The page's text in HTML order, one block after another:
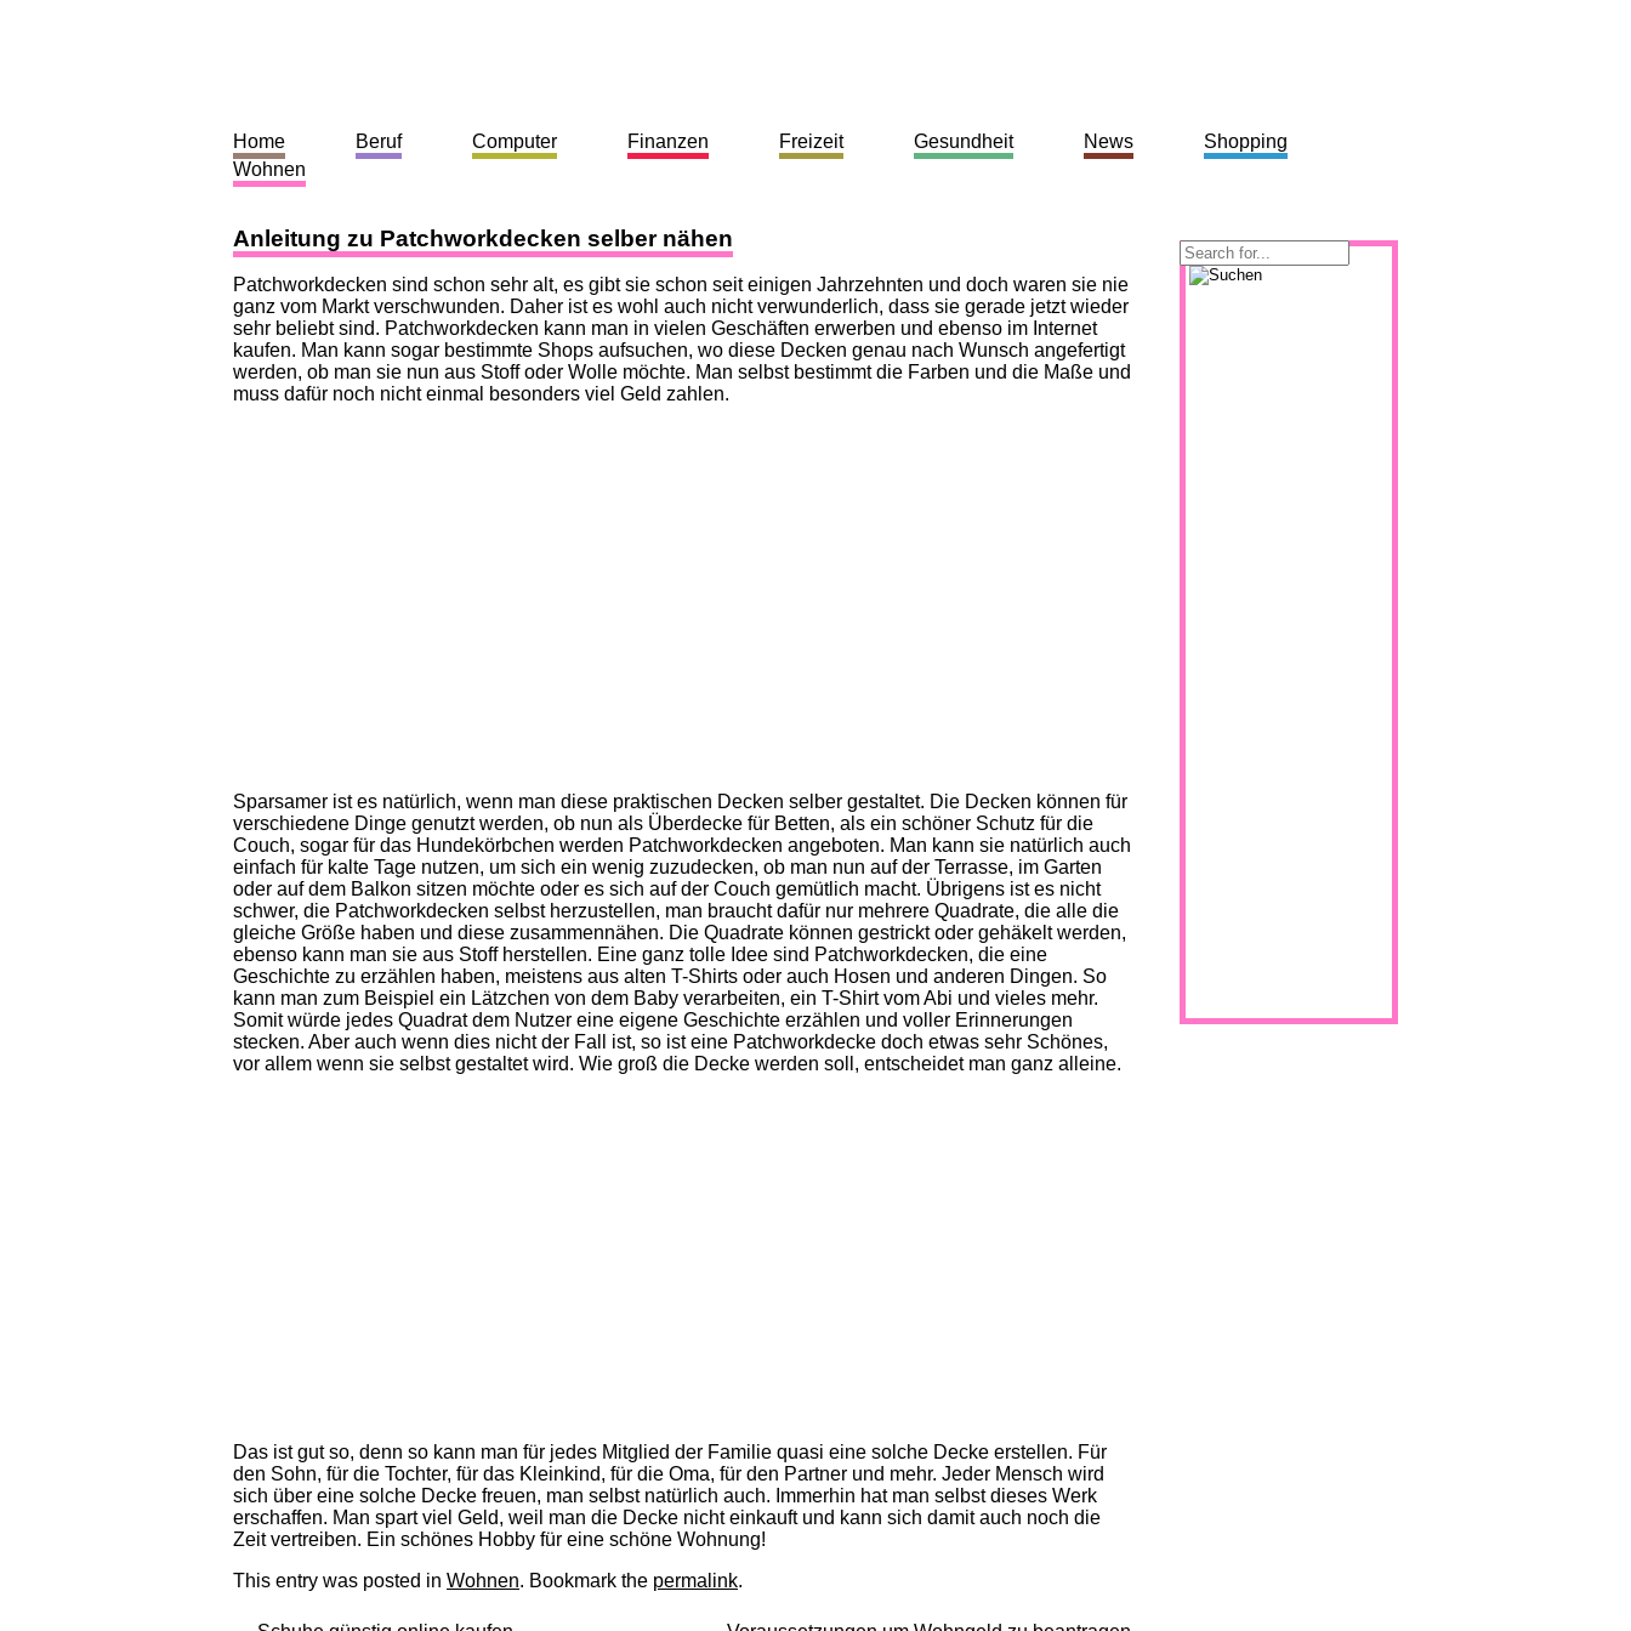
Anleitung zu Patchworkdecken selber nähen
Patchworkdecken sind schon sehr alt, es gibt sie schon seit einigen Jahrzehnten und doch waren sie nie
ganz vom Markt verschwunden. Daher ist es wohl auch nicht verwunderlich, dass sie gerade jetzt wieder
sehr beliebt sind. Patchworkdecken kann man in vielen Geschäften erwerben und ebenso im Internet
kaufen. Man kann sogar bestimmte Shops aufsuchen, wo diese Decken genau nach Wunsch angefertigt
werden, ob man sie nun aus Stoff oder Wolle möchte. Man selbst bestimmt die Farben und die Maße und
muss dafür noch nicht einmal besonders viel Geld zahlen.
Sparsamer ist es natürlich, wenn man diese praktischen Decken selber gestaltet. Die Decken können für
verschiedene Dinge genutzt werden, ob nun als Überdecke für Betten, als ein schöner Schutz für die
Couch, sogar für das Hundekörbchen werden Patchworkdecken angeboten. Man kann sie natürlich auch
einfach für kalte Tage nutzen, um sich ein wenig zuzudecken, ob man nun auf der Terrasse, im Garten
oder auf dem Balkon sitzen möchte oder es sich auf der Couch gemütlich macht. Übrigens ist es nicht
schwer, die Patchworkdecken selbst herzustellen, man braucht dafür nur mehrere Quadrate, die alle die
gleiche Größe haben und diese zusammennähen. Die Quadrate können gestrickt oder gehäkelt werden,
ebenso kann man sie aus Stoff herstellen. Eine ganz tolle Idee sind Patchworkdecken, die eine
Geschichte zu erzählen haben, meistens aus alten T-Shirts oder auch Hosen und anderen Dingen. So
kann man zum Beispiel ein Lätzchen von dem Baby verarbeiten, ein T-Shirt vom Abi und vieles mehr.
Somit würde jedes Quadrat dem Nutzer eine eigene Geschichte erzählen und voller Erinnerungen
stecken. Aber auch wenn dies nicht der Fall ist, so ist eine Patchworkdecke doch etwas sehr Schönes,
vor allem wenn sie selbst gestaltet wird. Wie groß die Decke werden soll, entscheidet man ganz alleine.
Das ist gut so, denn so kann man für jedes Mitglied der Familie quasi eine solche Decke erstellen. Für
den Sohn, für die Tochter, für das Kleinkind, für die Oma, für den Partner und mehr. Jeder Mensch wird
sich über eine solche Decke freuen, man selbst natürlich auch. Immerhin hat man selbst dieses Werk
erschaffen. Man spart viel Geld, weil man die Decke nicht einkauft und kann sich damit auch noch die
Zeit vertreiben. Ein schönes Hobby für eine schöne Wohnung!
This entry was posted in Wohnen. Bookmark the permalink.
Home Beruf Computer Finanzen Freizeit Gesundheit News
Shopping
Wohnen